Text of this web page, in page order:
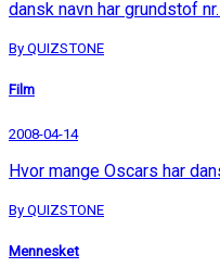
dansk navn har grundstof
By QUIZSTONE
Film
2008-04-14
Hvor mange Oscars har
By QUIZSTONE
Mennesket